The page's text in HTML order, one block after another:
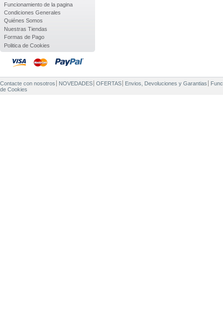
Funcionamiento de la pagina
Condiciones Generales
Quiénes Somos
Nuestras Tiendas
Formas de Pago
Politica de Cookies
Contacte con nosotros NOVEDADES OFERTAS Envios, Devoluciones y Garantias
de Cookies